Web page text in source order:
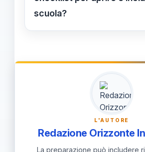
equità di accesso fin
scuola?
Coinvolgere le famiglie fin
personale su inclusione e
collegare reti tra scuola,
servizi sociali per un
L'AUTORE
Redazione Orizzonte
La preparazione può includere